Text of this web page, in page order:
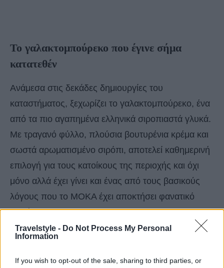
Travelstyle - Do Not Process My Personal
Information
If you wish to opt-out of the sale, sharing to third parties, or
Το γαλακτομπούρεκο που έγινε σήμα
κατατεθέν
Ανάμεσα στις δεκάδες δημιουργίες του
καταστήματος, ξεχωρίζει το γαλακτομπούρεκο, ένα
από τα πιο αγαπημένα ελληνικά σιροπιαστά γλυκά.
Με τραγανό φύλλο, πλούσια βουτυρένια κρέμα και
σωστά αρωματισμένο σιρόπι, αποτελεί καθημερινή
επιλογή για τους κατοίκους της περιοχής και όχι
μόνο αλλά έχει γίνει και ένας από τους βασικούς
λόγους που το ΜΟΚΑ έχει αποκτήσει φανατικό
κοινό.